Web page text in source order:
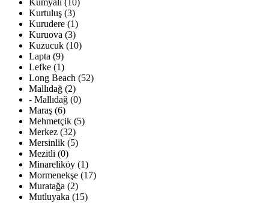
Kumyalı (10)
Kurtuluş (3)
Kurudere (1)
Kuruova (3)
Kuzucuk (10)
Lapta (9)
Lefke (1)
Long Beach (52)
Mallıdağ (2)
- Mallıdağ (0)
Maraş (6)
Mehmetçik (5)
Merkez (32)
Mersinlik (5)
Mezitli (0)
Minareliköy (1)
Mormenekşe (17)
Muratağa (2)
Mutluyaka (15)